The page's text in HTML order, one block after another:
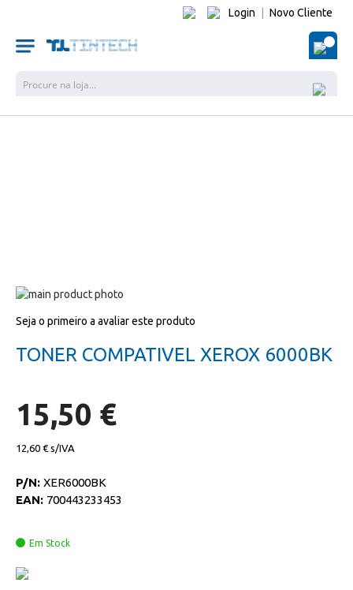
Login Novo Cliente
O
Salte
o
imagens
para
início
de
imagens
Seja o primeiro a avaliar este produto
TONER COMPATIVEL XEROX 6000BK
15,50 €
12,60 €
P/N: XER6000BK
EAN: 700443233453
Em Stock